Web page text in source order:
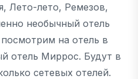
Лето-лето, Ремезов,
необычный отель
на отель в
отель Миррос. Будут в
сетевых отелей.